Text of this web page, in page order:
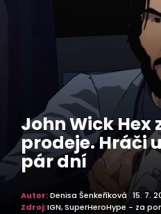
John Wick Hex
prodeje. Hráči
pár dní
Autor:Denisa Šenkeříková 15. 7.
Zdroj:IGN, SuperHeroHype - za